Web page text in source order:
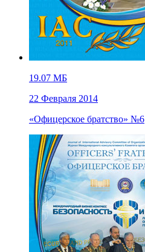
19.07 МБ
22 Февраля 2014
«Офицерское братство» №6